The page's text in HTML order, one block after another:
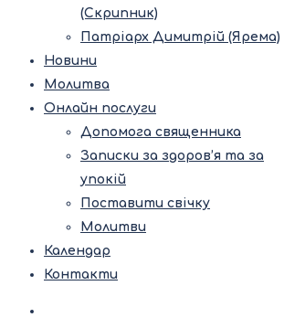
(Скрипник)
Патріарх Димитрій (Ярема)
Новини
Молитва
Онлайн послуги
Допомога священника
Записки за здоров’я та за
упокій
Поставити свічку
Молитви
Календар
Контакти